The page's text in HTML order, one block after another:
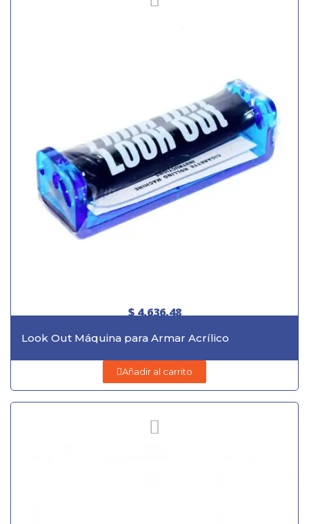
$ 4.636,48
Look Out Máquina para Armar Acrílico
Añadir al carrito